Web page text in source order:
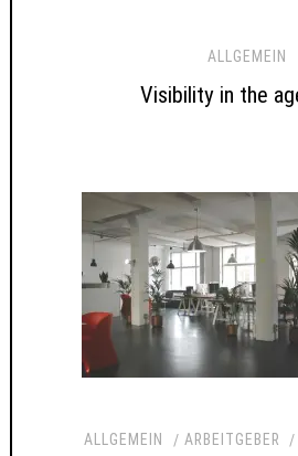
ALLGEMEIN
Visibility in the
ALLGEMEIN ARBEITGEBER